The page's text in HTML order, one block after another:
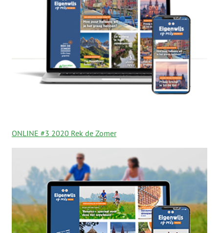
ONLINE #3 2020 Rek de Zomer